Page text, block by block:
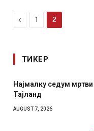
Previous
1 2
ТИКЕР
училиште во